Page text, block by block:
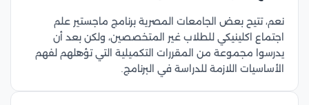
نعم، تتيح بعض الجامعات المصرية برنامج ماجستير علم
اجتماع اكلينيكي للطلاب غير المتخصصين، ولكن بعد أن
يدرسوا مجموعة من المقررات التكميلية التي تؤهلهم لفهم
الأساسيات اللازمة للدراسة في البرنامج.